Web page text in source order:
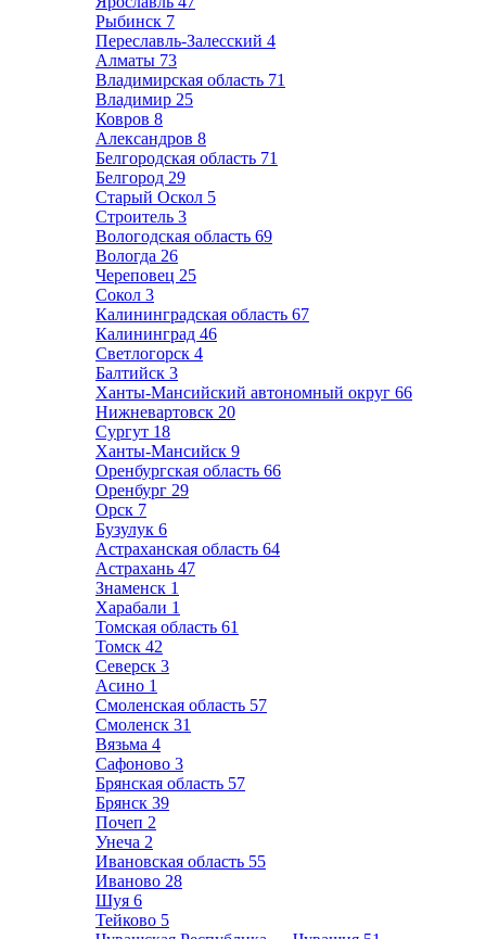
Рыбинск 7
Переславль-Залесский 4
Алматы 73
Владимирская область 71
Владимир 25
Ковров 8
Александров 8
Белгородская область 71
Белгород 29
Старый Оскол 5
Строитель 3
Вологодская область 69
Вологда 26
Череповец 25
Сокол 3
Калининградская область 67
Калининград 46
Светлогорск 4
Балтийск 3
Ханты-Мансийский автономный округ 66
Нижневартовск 20
Сургут 18
Ханты-Мансийск 9
Оренбургская область 66
Оренбург 29
Орск 7
Бузулук 6
Астраханская область 64
Астрахань 47
Знаменск 1
Харабали 1
Томская область 61
Томск 42
Северск 3
Асино 1
Смоленская область 57
Смоленск 31
Вязьма 4
Сафоново 3
Брянская область 57
Брянск 39
Почеп 2
Унеча 2
Ивановская область 55
Иваново 28
Шуя 6
Тейково 5